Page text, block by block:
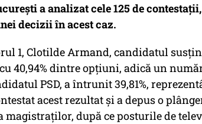
a analizat cele 125 de
decizii în acest caz.
1, Clotilde Armand, candidatul
40,94% dintre opţiuni, adică un
PSD, a întrunit 39,81%,
acest rezultat şi a depus o
magistraţilor, după ce posturile de